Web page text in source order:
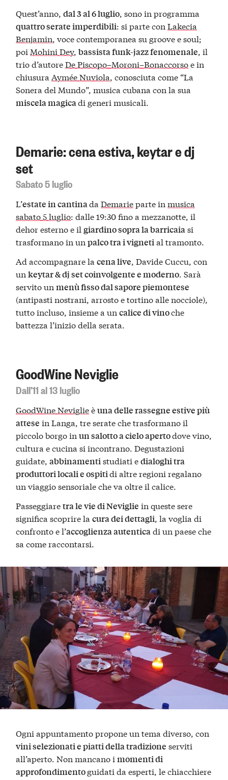
Quest’anno,dal 3 al 6 luglio , sono in programma
quattro serate imperdibili: si parte conLakecia
Benjamin , voce contemporanea su groove e soul;
poi Mohini Dey,bassista funk-jazz fenomenale , il
trio d’autoreDe Piscopo–Moroni–Bonaccorsoe in
chiusura Aymée Nuviola , conosciuta come “La
Sonera del Mundo”, musica cubana con la sua
miscela magicadi generi musicali.
Demarie: cena estiva, keytar e dj
set
Sabato 5 luglio
L’estate in cantinadaDemarieparte inmusica
sabato 5 luglio: dalle 19:30 fino a mezzanotte, il
dehor esterno e ilgiardino sopra la barricaiasi
trasformano in unpalco tra i vignetial tramonto.
Ad accompagnare lacena live, Davide Cuccu, con
unkeytar & dj set coinvolgente e moderno. Sarà
servito unmenù fisso dal sapore piemontese
(antipasti nostrani, arrosto e tortino alle nocciole),
tutto incluso, insieme a uncalice di vinoche
battezza l’inizio della serata.
GoodWine Neviglie
Dall’11 al 13 luglio
GoodWine Neviglieèuna delle rassegne estive più
attese in Langa, tre serate che trasformano il
piccolo borgo inun salotto a cielo apertodove vino,
cultura e cucina si incontrano. Degustazioni
guidate,abbinamentistudiati edialoghi tra
produttori locali e ospitidi altre regioni regalano
un viaggio sensoriale che va oltre il calice.
Passeggiaretra le vie di Neviglie in queste sere
significa scoprire lacura dei dettagli, la voglia di
confronto e l’accoglienza autenticadi un paese che
sa come raccontarsi.
Ogni appuntamento propone un tema diverso, con
vini selezionati e piatti della tradizione serviti
all’aperto. Non mancano imomenti di
approfondimentoguidati da esperti, le chiacchiere